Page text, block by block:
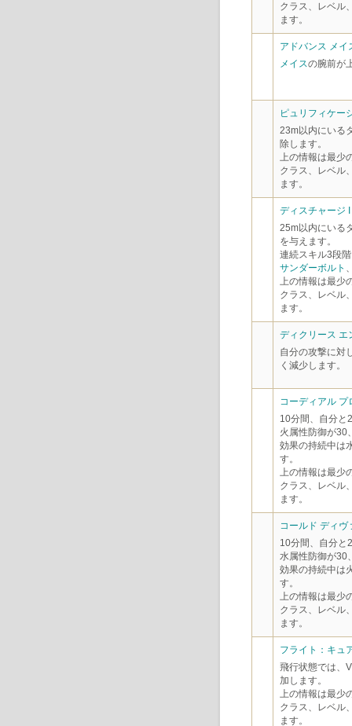
クラス、レベル
ます。
アドバンス メイ
メイスの腕前が
ピュリフィケー
23m以内にいる
除します。
上の情報は最少
クラス、レベル
ます。
ディスチャージ I
25m以内にいる
を与えます。
連続スキル3段階
サンダーボルト
上の情報は最少
クラス、レベル
ます。
ディクリース エ
自分の攻撃に対
く減少します。
コーディアル プ
10分間、自分と
火属性防御が30
効果の持続中は
す。
上の情報は最少
クラス、レベル
ます。
コールド ディヴ
10分間、自分と
水属性防御が30
効果の持続中は
す。
上の情報は最少
クラス、レベル
ます。
フライト：キュ
飛行状態では、
加します。
上の情報は最少
クラス、レベル
ます。